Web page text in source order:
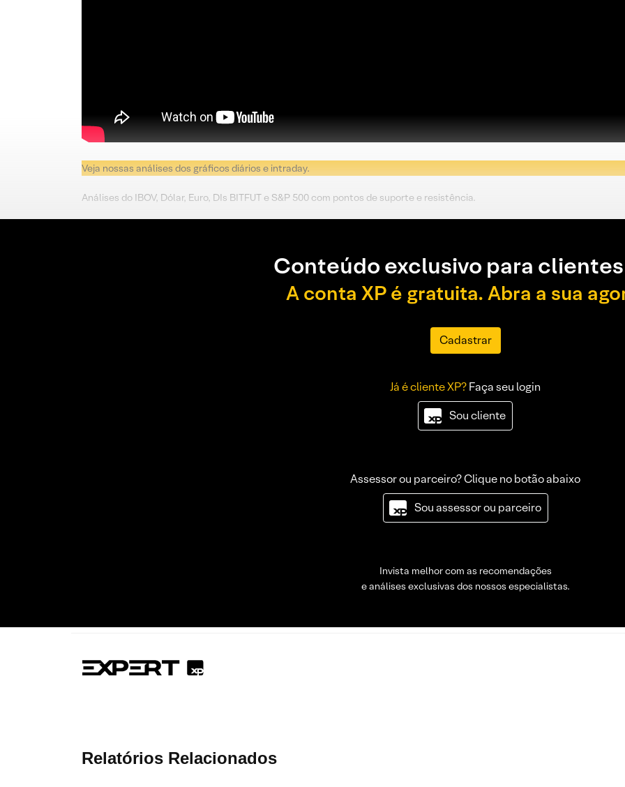
Veja nossas análises dos gráficos diários e intraday.
Análises do IBOV, Dólar, Euro, DIs BITFUT e S&P 500 com pontos de suporte e resistência.
Conteúdo exclusivo para
A conta XP é gratuita. Abra a sua
Cadastrar
Já é cliente XP?Faça seu login
Sou cliente
Assessor ou parceiro? Clique no botão abaixo
Sou assessor ou parceiro
Invista melhor com as recomendações
e análises exclusivas dos nossos especialistas.
Relatórios Relacionados